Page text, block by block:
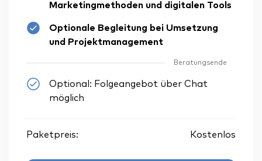
Marketingmethoden und digitalen Tools
Optionale Begleitung bei Umsetzung
und Projektmanagement
Beratungsende
Optional: Folgeangebot über Chat
möglich
Paketpreis: Kostenlos